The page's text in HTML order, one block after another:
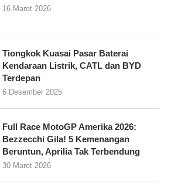
16 Maret 2026
Tiongkok Kuasai Pasar Baterai
Kendaraan Listrik, CATL dan BYD
Terdepan
6 Desember 2025
Full Race MotoGP Amerika 2026:
Bezzecchi Gila! 5 Kemenangan
Beruntun, Aprilia Tak Terbendung
30 Maret 2026